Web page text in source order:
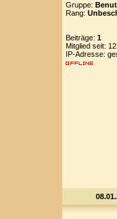
Gruppe:
Rang:
Beiträge: 1
Mitglied seit:
IP-Adresse: